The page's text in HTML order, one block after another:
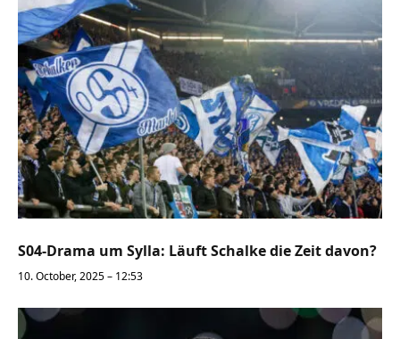
S04-Drama um Sylla: Läuft Schalke die Zeit davon?
10. October, 2025 – 12:53